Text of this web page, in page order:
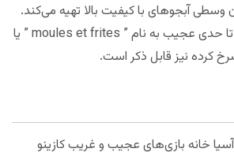
وسطی آبجوهای با کیفیت بالا تهیه می‌کند.
غذای منحصر به فرد و تا حدی عجیب به نام ” moules et frites ” یا
کرده نیز قابل ذکر است.
خانه بازی‌های عجیب و غریب کازینو